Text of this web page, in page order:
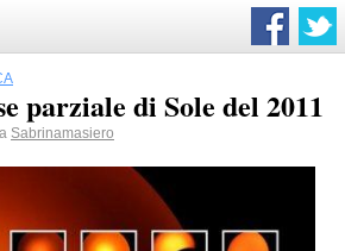
parziale di Sole del 2011
Sabrinamasiero